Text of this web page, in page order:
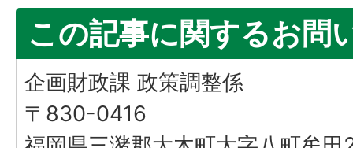
この記事に関するお問
企画財政課 政策調整係
〒830-0416